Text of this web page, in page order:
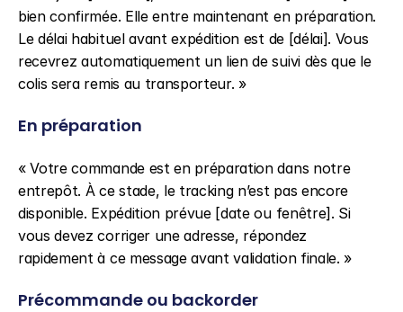
bien confirmée. Elle entre maintenant en préparation.
Le délai habituel avant expédition est de [délai]. Vous
recevrez automatiquement un lien de suivi dès que le
colis sera remis au transporteur. »
En préparation
« Votre commande est en préparation dans notre
entrepôt. À ce stade, le tracking n’est pas encore
disponible. Expédition prévue [date ou fenêtre]. Si
vous devez corriger une adresse, répondez
rapidement à ce message avant validation finale. »
Précommande ou backorder